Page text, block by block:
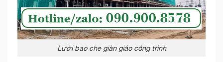
Lưới bao che giàn giáo công trình